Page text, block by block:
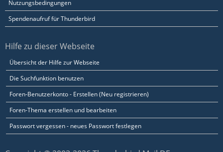
Nutzungsbedingungen
Spendenaufruf für Thunderbird
Hilfe zu dieser Webseite
Übersicht der Hilfe zur Webseite
Die Suchfunktion benutzen
Foren-Benutzerkonto - Erstellen (Neu registrieren)
Foren-Thema erstellen und bearbeiten
Passwort vergessen - neues Passwort festlegen